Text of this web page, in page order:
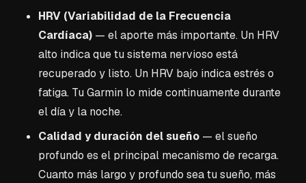
HRV (Variabilidad de la Frecuencia
Cardíaca) — el aporte más importante. Un HRV
alto indica que tu sistema nervioso está
recuperado y listo. Un HRV bajo indica estrés o
fatiga. Tu Garmin lo mide continuamente durante
el día y la noche.
Calidad y duración del sueño — el sueño
profundo es el principal mecanismo de recarga.
Cuanto más largo y profundo sea tu sueño, más